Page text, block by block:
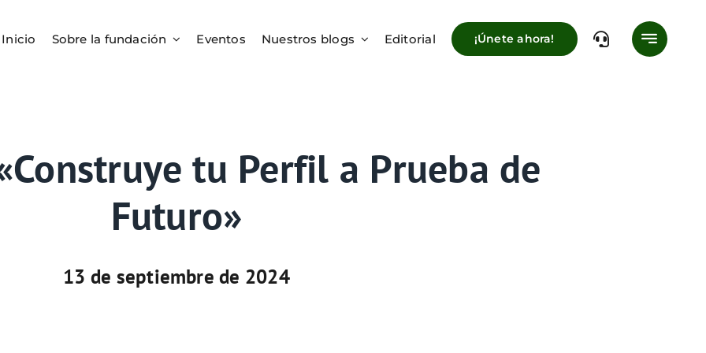
Inicio Sobre la fundación Eventos Nuestros blogs Editorial ¡Únete ahora!
tu Perfil a Prueba de
Futuro»
13 de septiembre de 2024